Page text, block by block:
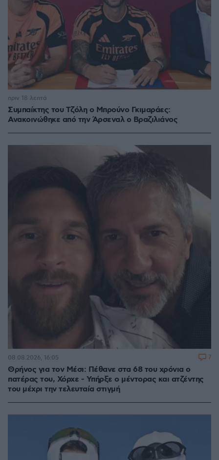
Συμπαίκτης του Τζόλη ο Μπρούνο Γκιμαράες:
Ανακοινώθηκε από την Άρσεναλ ο Βραζιλιάνος
πριν 18 λεπτά
Θρήνος για τον Μέσι: Πέθανε στα 68 του χρόνια ο
πατέρας του, Χόρχε - Υπήρξε ο μέντορας και ατζέντης
του μέχρι την τελευταία στιγμή
08.08.2026, 16:05 7